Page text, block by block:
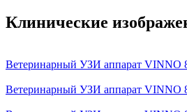
Клинические
Ветеринарный УЗИ аппарат VINNO
Ветеринарный УЗИ аппарат VINNO